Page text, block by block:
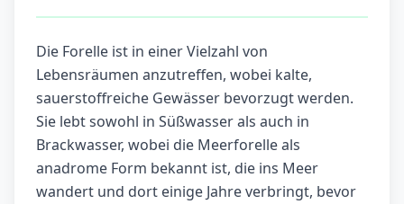
Die Forelle ist in einer Vielzahl von
Lebensräumen anzutreffen, wobei kalte,
sauerstoffreiche Gewässer bevorzugt werden.
Sie lebt sowohl in Süßwasser als auch in
Brackwasser, wobei die Meerforelle als
anadrome Form bekannt ist, die ins Meer
wandert und dort einige Jahre verbringt, bevor